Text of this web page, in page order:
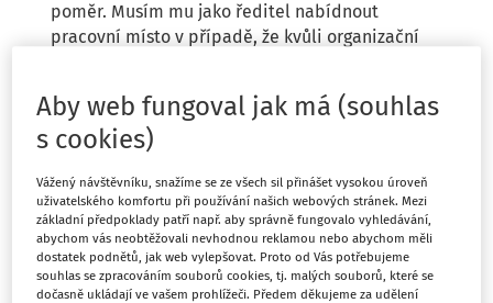
poměr. Musím mu jako ředitel nabídnout
pracovní místo v případě, že kvůli organizační
Odpověď
Aby web fungoval jak má (souhlas
s cookies)
Vážený návštěvníku, snažíme se ze všech sil přinášet vysokou úroveň
uživatelského komfortu při používání našich webových stránek. Mezi
základní předpoklady patří např. aby správně fungovalo vyhledávání,
abychom vás neobtěžovali nevhodnou reklamou nebo abychom měli
dostatek podnětů, jak web vylepšovat. Proto od Vás potřebujeme
souhlas se zpracováním souborů cookies, tj. malých souborů, které se
dočasně ukládají ve vašem prohlížeči. Předem děkujeme za udělení